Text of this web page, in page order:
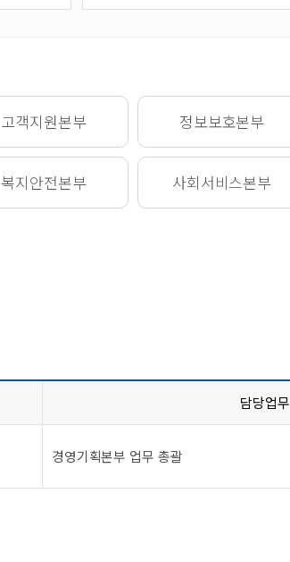
고객지원본부 정보보호본부
복지안전본부 사회서비스본부
담당업무
경영기획본부 업무 총괄